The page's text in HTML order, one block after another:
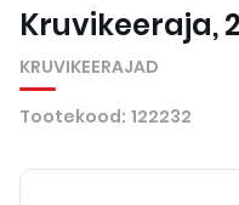
Kruvikeeraja,
KRUVIKEERAJAD
Tootekood: 122232